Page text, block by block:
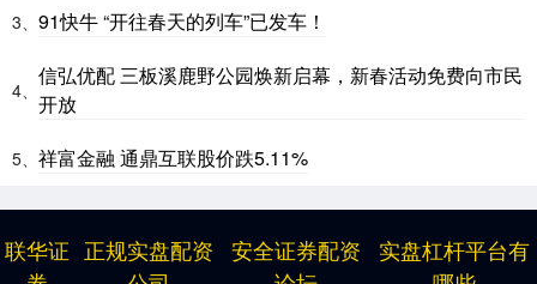
3、 91快牛 “开往春天的列车”已发车！
4、
信弘优配 三板溪鹿野公园焕新启幕，新春活动免费向市民
开放
5、 祥富金融 通鼎互联股价跌5.11%
联华证 正规实盘配资
安全证券配资
实盘杠杆平台有